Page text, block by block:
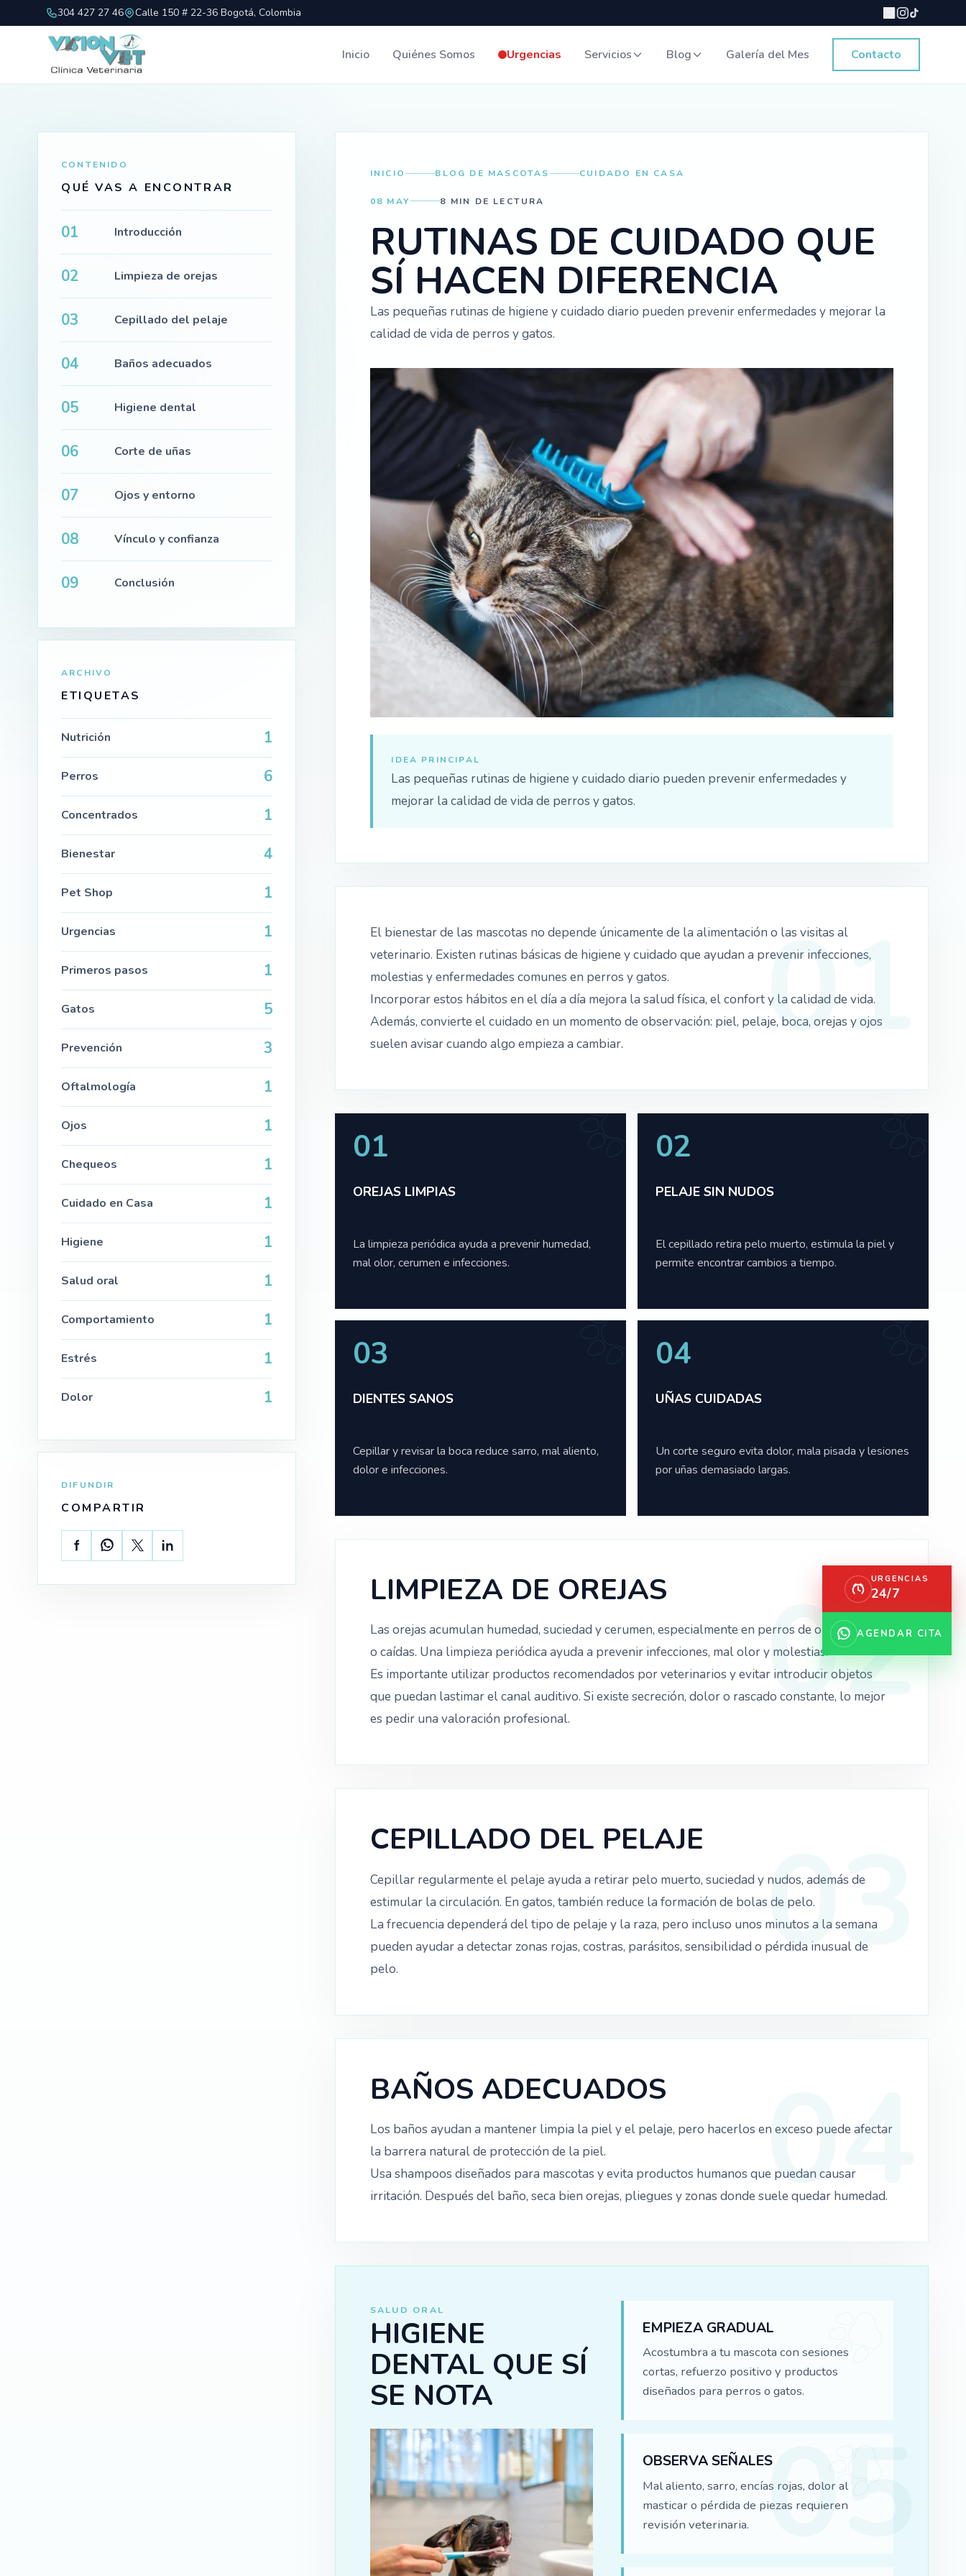
304 427 27 46 Calle 150 # 22-36 Bogotá, Colombia |
Inicio Quiénes Somos Urgencias Servicios Blog Galería del Mes Contacto
CONTENIDO
QUÉ VAS A ENCONTRAR
01 Introducción
02 Limpieza de orejas
03 Cepillado del pelaje
04 Baños adecuados
05 Higiene dental
06 Corte de uñas
07 Ojos y entorno
08 Vínculo y confianza
09 Conclusión
ARCHIVO
ETIQUETAS
Nutrición 1
Perros 6
Concentrados 1
Bienestar 4
Pet Shop 1
Urgencias 1
Primeros pasos 1
Gatos 5
Prevención 3
Oftalmología 1
Ojos 1
Chequeos 1
Cuidado en Casa 1
Higiene 1
Salud oral 1
Comportamiento 1
Estrés 1
Dolor 1
DIFUNDIR
COMPARTIR
INICIO BLOG DE MASCOTAS CUIDADO EN CASA
08 MAY 8 MIN DE LECTURA
RUTINAS DE CUIDADO QUE
SÍ HACEN DIFERENCIA
Las pequeñas rutinas de higiene y cuidado diario pueden prevenir enfermedades y mejorar la
calidad de vida de perros y gatos.
IDEA PRINCIPAL
Las pequeñas rutinas de higiene y cuidado diario pueden prevenir enfermedades y
mejorar la calidad de vida de perros y gatos.
El bienestar de las mascotas no depende únicamente de la alimentación o las visitas al
veterinario. Existen rutinas básicas de higiene y cuidado que ayudan a prevenir infecciones,
molestias y enfermedades comunes en perros y gatos.
Incorporar estos hábitos en el día a día mejora la salud física, el confort y la calidad de vida.
Además, convierte el cuidado en un momento de observación: piel, pelaje, boca, orejas y ojos
suelen avisar cuando algo empieza a cambiar.
01
OREJAS LIMPIAS
La limpieza periódica ayuda a prevenir humedad,
mal olor, cerumen e infecciones.
02
PELAJE SIN NUDOS
El cepillado retira pelo muerto, estimula la piel y
permite encontrar cambios a tiempo.
03
DIENTES SANOS
Cepillar y revisar la boca reduce sarro, mal aliento,
dolor e infecciones.
04
UÑAS CUIDADAS
Un corte seguro evita dolor, mala pisada y lesiones
por uñas demasiado largas.
LIMPIEZA DE OREJAS
Las orejas acumulan humedad, suciedad y cerumen, especialmente en perros de orejas largas
o caídas. Una limpieza periódica ayuda a prevenir infecciones, mal olor y molestias.
Es importante utilizar productos recomendados por veterinarios y evitar introducir objetos
que puedan lastimar el canal auditivo. Si existe secreción, dolor o rascado constante, lo mejor
es pedir una valoración profesional.
CEPILLADO DEL PELAJE
Cepillar regularmente el pelaje ayuda a retirar pelo muerto, suciedad y nudos, además de
estimular la circulación. En gatos, también reduce la formación de bolas de pelo.
La frecuencia dependerá del tipo de pelaje y la raza, pero incluso unos minutos a la semana
pueden ayudar a detectar zonas rojas, costras, parásitos, sensibilidad o pérdida inusual de
pelo.
BAÑOS ADECUADOS
Los baños ayudan a mantener limpia la piel y el pelaje, pero hacerlos en exceso puede afectar
la barrera natural de protección de la piel.
Usa shampoos diseñados para mascotas y evita productos humanos que puedan causar
irritación. Después del baño, seca bien orejas, pliegues y zonas donde suele quedar humedad.
SALUD ORAL
HIGIENE
DENTAL QUE SÍ
SE NOTA
EMPIEZA GRADUAL
Acostumbra a tu mascota con sesiones
cortas, refuerzo positivo y productos
diseñados para perros o gatos.
OBSERVA SEÑALES
Mal aliento, sarro, encías rojas, dolor al
masticar o pérdida de piezas requieren
revisión veterinaria.
URGENCIAS
24/7
AGENDAR CITA